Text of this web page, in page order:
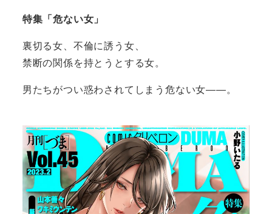
特集「危ない女」
裏切る女、不倫に誘う女、
禁断の関係を持とうとする女。
男たちがつい惑わされてしまう危ない女――。